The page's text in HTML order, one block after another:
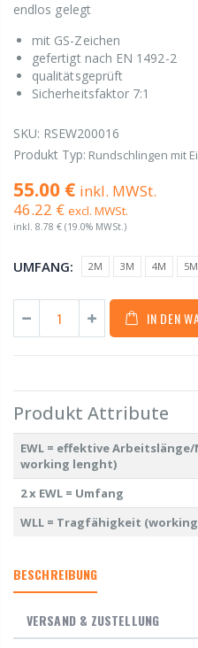
endlos gelegt
mit GS-Zeichen
gefertigt nach EN 1492-2
qualitätsgeprüft
Sicherheitsfaktor 7:1
SKU: RSEW200016
Produkt Typ: Rundschlingen mit
55.00 € inkl. MWSt.
46.22 € excl. MWSt.
inkl. 8.78 € (19.0% MWSt.)
UMFANG: 2M 3M 4M 5M
IN DEN
Produkt Attribute
EWL = effektive
working lenght)
2 x EWL = Umfang
WLL = Tragfähigkeit
BESCHREIBUNG
VERSAND & ZUSTELLUNG